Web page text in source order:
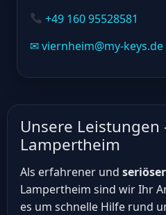
+49 160 95528581
✉ viernheim@my-keys.de
Unsere Leistungen
Lampertheim
Als erfahrener und
Lampertheim sind wir Ihr
es um schnelle Hilfe rund